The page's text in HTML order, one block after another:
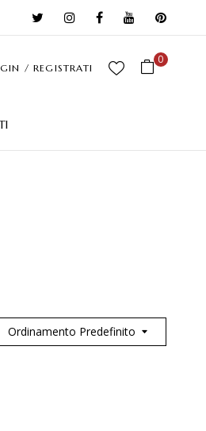
/ REGISTRATI
0
Ordinamento Predefinito